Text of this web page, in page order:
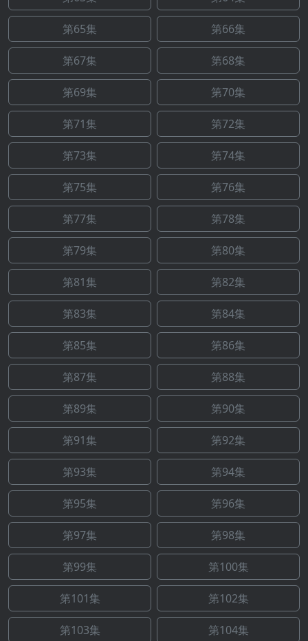
第65集 第66集
第67集 第68集
第69集 第70集
第71集 第72集
第73集 第74集
第75集 第76集
第77集 第78集
第79集 第80集
第81集 第82集
第83集 第84集
第85集 第86集
第87集 第88集
第89集 第90集
第91集 第92集
第93集 第94集
第95集 第96集
第97集 第98集
第99集 第100集
第101集 第102集
第103集 第104集